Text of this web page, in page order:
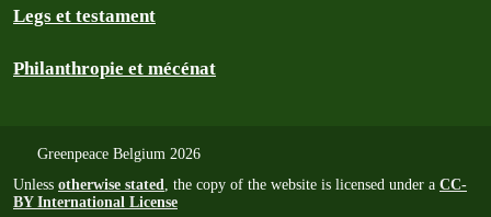
Legs et testament
Philanthropie et mécénat
Greenpeace Belgium 2026
Unless otherwise stated, the copy of the website is licensed under a CC-
BY International License